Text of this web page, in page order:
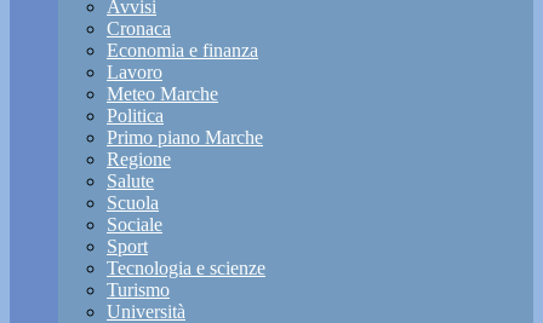
Avvisi
Cronaca
Economia e finanza
Lavoro
Meteo Marche
Politica
Primo piano Marche
Regione
Salute
Scuola
Sociale
Sport
Tecnologia e scienze
Turismo
Università